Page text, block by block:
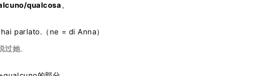
qualcosa。
hai parlato.（ne = di Anna）
过她。